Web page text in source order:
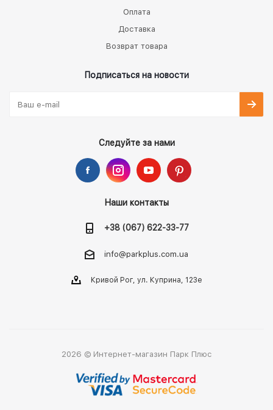
Оплата
Доставка
Возврат товара
Подписаться на новости
Следуйте за нами
Наши контакты
+38 (067) 622-33-77
info@parkplus.com.ua
Кривой Рог, ул. Куприна, 123е
2026 © Интернет-магазин Парк Плюс